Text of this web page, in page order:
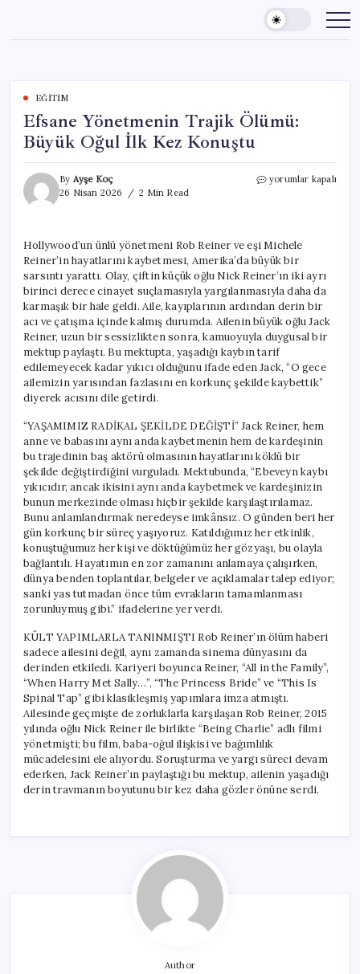
content
EĞITIM
Efsane Yönetmenin Trajik Ölümü:
Büyük Oğul İlk Kez Konuştu
By Ayşe Koç
26 Nisan 2026
2 Min Read
Efsane
Oğul
İlk
Kez
Konuştu
için
yorumlar kapalı
Hollywood’un ünlü yönetmeni Rob Reiner ve eşi Michele
Reiner’in hayatlarını kaybetmesi, Amerika’da büyük bir
sarsıntı yarattı. Olay, çiftin küçük oğlu Nick Reiner’ın iki ayrı
birinci derece cinayet suçlamasıyla yargılanmasıyla daha da
karmaşık bir hale geldi. Aile, kayıplarının ardından derin bir
acı ve çatışma içinde kalmış durumda. Ailenin büyük oğlu Jack
Reiner, uzun bir sessizlikten sonra, kamuoyuyla duygusal bir
mektup paylaştı. Bu mektupta, yaşadığı kaybın tarif
edilemeyecek kadar yıkıcı olduğunu ifade eden Jack, “O gece
ailemizin yarısından fazlasını en korkunç şekilde kaybettik”
diyerek acısını dile getirdi.
“YAŞAMIMIZ RADİKAL ŞEKİLDE DEĞİŞTİ” Jack Reiner, hem
anne ve babasını aynı anda kaybetmenin hem de kardeşinin
bu trajedinin baş aktörü olmasının hayatlarını köklü bir
şekilde değiştirdiğini vurguladı. Mektubunda, “Ebeveyn kaybı
yıkıcıdır, ancak ikisini aynı anda kaybetmek ve kardeşinizin
bunun merkezinde olması hiçbir şekilde karşılaştırılamaz.
Bunu anlamlandırmak neredeyse imkânsız. O günden beri her
gün korkunç bir süreç yaşıyoruz. Katıldığımız her etkinlik,
konuştuğumuz her kişi ve döktüğümüz her gözyaşı, bu olayla
bağlantılı. Hayatımın en zor zamanını anlamaya çalışırken,
dünya benden toplantılar, belgeler ve açıklamalar talep ediyor;
sanki yas tutmadan önce tüm evrakların tamamlanması
zorunluymuş gibi.” ifadelerine yer verdi.
KÜLT YAPIMLARLA TANINMIŞTI Rob Reiner’ın ölüm haberi
sadece ailesini değil, aynı zamanda sinema dünyasını da
derinden etkiledi. Kariyeri boyunca Reiner, “All in the Family”,
“When Harry Met Sally…”, “The Princess Bride” ve “This Is
Spinal Tap” gibi klasikleşmiş yapımlara imza atmıştı.
Ailesinde geçmişte de zorluklarla karşılaşan Rob Reiner, 2015
yılında oğlu Nick Reiner ile birlikte “Being Charlie” adlı filmi
yönetmişti; bu film, baba-oğul ilişkisi ve bağımlılık
mücadelesini ele alıyordu. Soruşturma ve yargı süreci devam
ederken, Jack Reiner’ın paylaştığı bu mektup, ailenin yaşadığı
derin travmanın boyutunu bir kez daha gözler önüne serdi.
Author